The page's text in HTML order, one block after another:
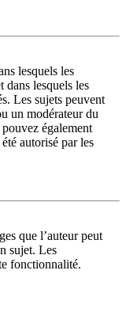
lesquels les
dans lesquels les
Les sujets peuvent
un modérateur du
également
autorisé par les
que l’auteur peut
sujet. Les
fonctionnalité.